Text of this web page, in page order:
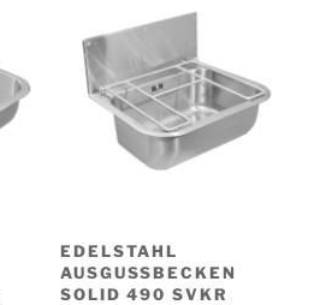
EDELSTAHL
AUSGUSSBECKEN
SOLID 490 SVKR